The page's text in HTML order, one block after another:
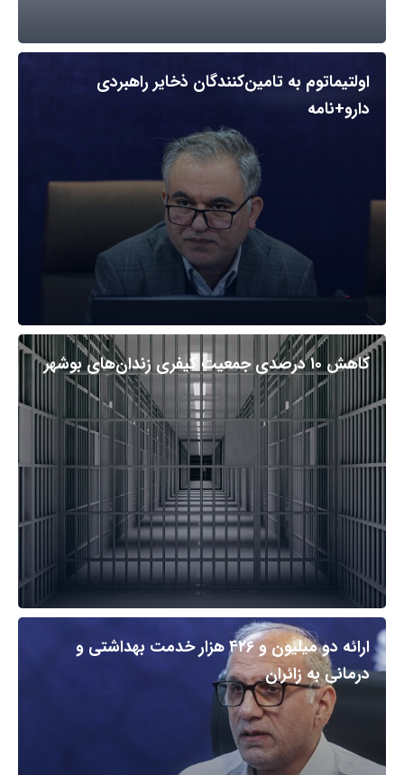
اولتیماتوم به تامین‌کنندگان ذخایر راهبردی
دارو+نامه
کاهش ۱۰ درصدی جمعیت کیفری زندان‌های بوشهر
ارائه دو میلیون و ۴۲۶ هزار خدمت بهداشتی و
درمانی به زائران